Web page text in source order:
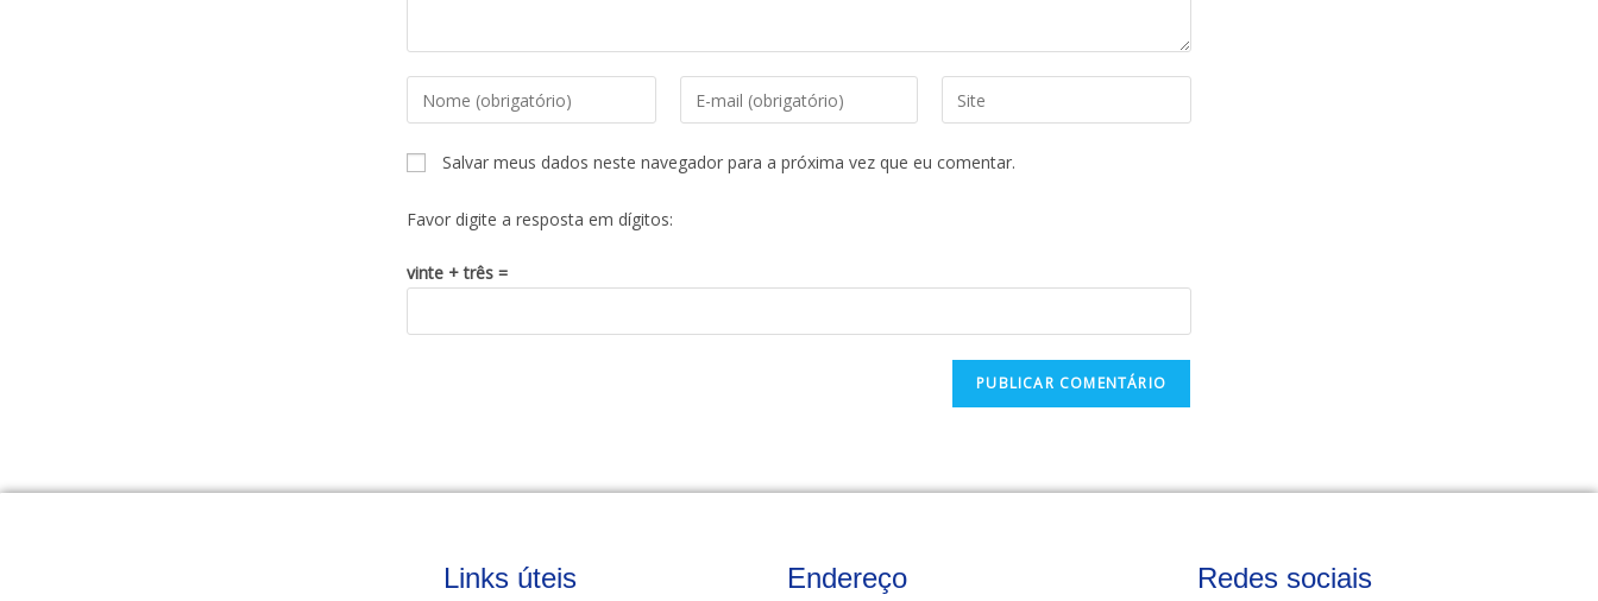
Salvar meus dados neste navegador para a próxima vez que eu comentar.
Favor digite a resposta em dígitos:
vinte + três =
Links úteis Endereço Redes sociais